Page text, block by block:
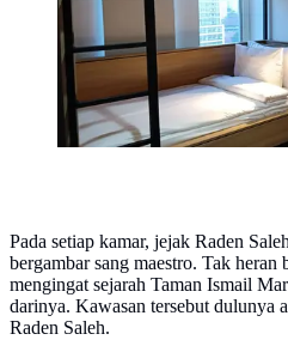
Pada setiap kamar, jejak Raden
bergambar sang maestro. Tak
mengingat sejarah Taman Ismail
darinya. Kawasan tersebut dulunya
Raden Saleh.